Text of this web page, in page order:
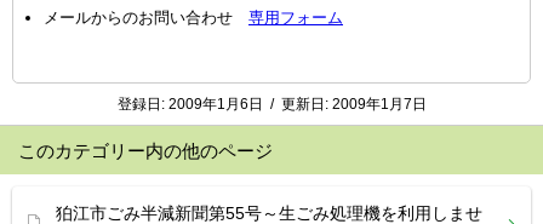
メールからのお問い合わせ 専用フォーム
登録日: 2009年1月6日 / 更新日: 2009年1月7日
このカテゴリー内の他のページ
狛江市ごみ半減新聞第55号～生ごみ処理機を利用しませ